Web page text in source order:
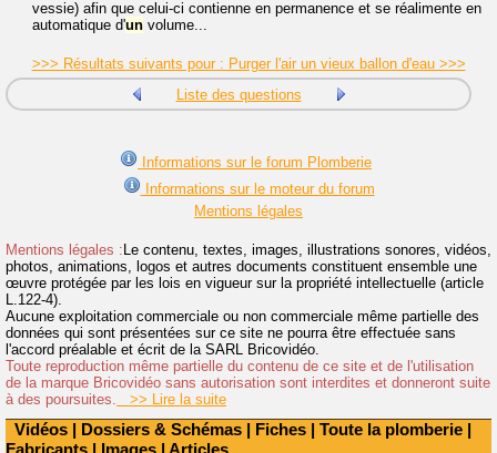
Vidéos | Dossiers & Schémas | Fiches | Toute la plomberie |
vessie) afin que celui-ci contienne en permanence et se réalimente en
automatique d'un volume...
>>> Résultats suivants pour : Purger l'air un vieux ballon d'eau >>>
Liste des questions
Informations sur le forum Plomberie
Informations sur le moteur du forum
Mentions légales
Mentions légales : Le contenu, textes, images, illustrations sonores, vidéos,
photos, animations, logos et autres documents constituent ensemble une
œuvre protégée par les lois en vigueur sur la propriété intellectuelle (article
L.122-4).
Aucune exploitation commerciale ou non commerciale même partielle des
données qui sont présentées sur ce site ne pourra être effectuée sans
l'accord préalable et écrit de la SARL Bricovidéo.
Toute reproduction même partielle du contenu de ce site et de l'utilisation
de la marque Bricovidéo sans autorisation sont interdites et donneront suite
à des poursuites. >> Lire la suite